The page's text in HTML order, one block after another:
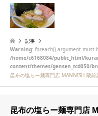
記事
Warning: foreach() argument
/home/c6168084/public_html/
content/themes/gensen_tcd050/
昆布の塩らー麺専門店 MANNISH 蔵前
昆布の塩らー麺専門店